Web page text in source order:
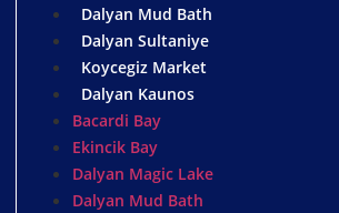
Dalyan Mud Bath
Dalyan Sultaniye
Koycegiz Market
Dalyan Kaunos
Bacardi Bay
Ekincik Bay
Dalyan Magic Lake
Dalyan Mud Bath